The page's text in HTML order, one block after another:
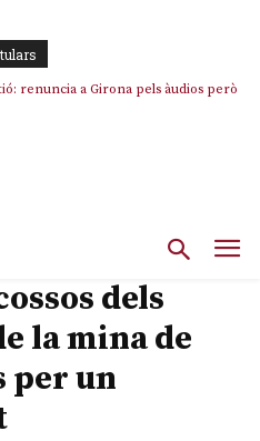
renuncia a Girona pels àudios però
dels
la mina de
per un